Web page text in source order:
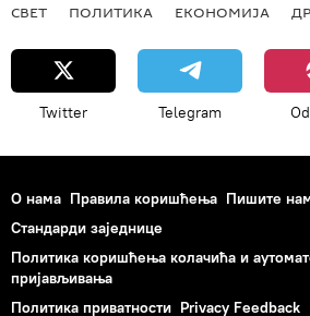
СВЕТ ПОЛИТИКА ЕКОНОМИЈА
Twitter Telegram
О нама Правила коришћења Пишите
Стандарди заједнице
Политика коришћења колачића и
пријављивања
Политика приватности Privacy Feedback